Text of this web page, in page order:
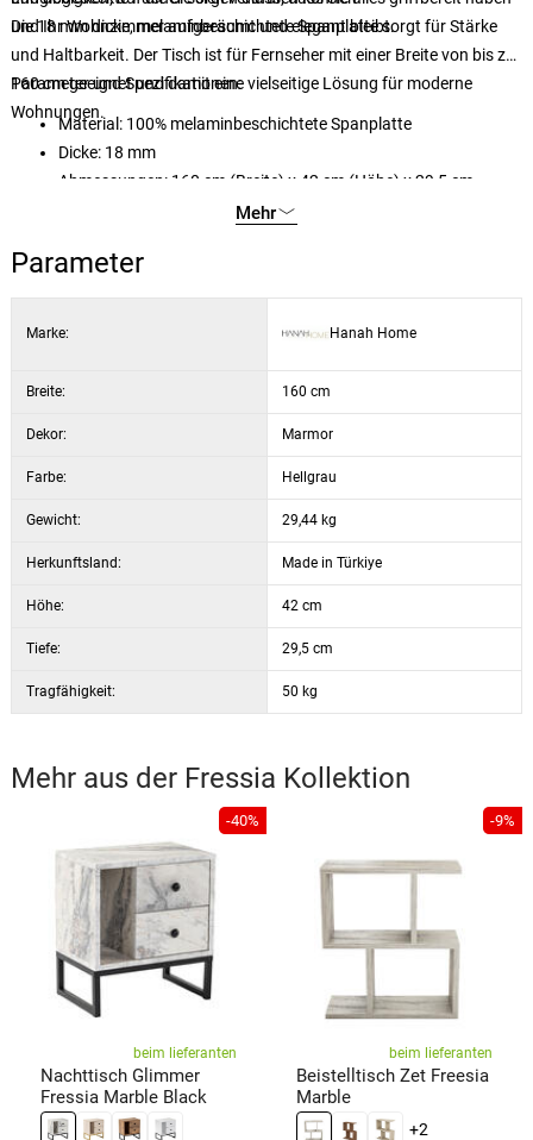
und Ihr Wohnzimmer aufgeräumt und elegant bleibt.
Die 18 mm dicke, melaminbeschichtete Spanplatte sorgt für Stärke
und Haltbarkeit. Der Tisch ist für Fernseher mit einer Breite von bis zu
160 cm geeignet und damit eine vielseitige Lösung für moderne
Wohnungen.
Parameter und Spezifikationen:
Material: 100% melaminbeschichtete Spanplatte
Dicke: 18 mm
Abmessungen: 160 cm (Breite) x 42 cm (Höhe) x 29,5 cm
Mehr
Parameter
Marke: Hanah Home
Breite: 160 cm
Dekor: Marmor
Farbe: Hellgrau
Gewicht: 29,44 kg
Herkunftsland: Made in Türkiye
Höhe: 42 cm
Tiefe: 29,5 cm
Tragfähigkeit: 50 kg
Mehr aus der Fressia Kollektion
-40%
beim lieferanten
Nachttisch Glimmer
Fressia Marble Black
-9%
beim lieferanten
Beistelltisch Zet Freesia
Marble
+2